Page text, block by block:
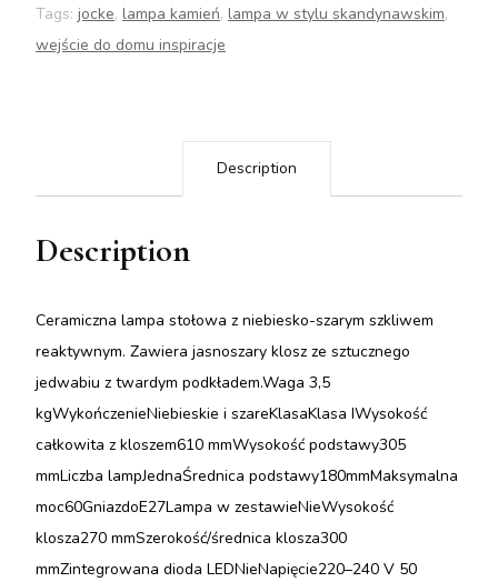
Tags: jocke, lampa kamień, lampa w stylu skandynawskim,
wejście do domu inspiracje
Description
Description
Ceramiczna lampa stołowa z niebiesko-szarym szkliwem
reaktywnym. Zawiera jasnoszary klosz ze sztucznego
jedwabiu z twardym podkładem.Waga 3,5
kgWykończenieNiebieskie i szareKlasaKlasa IWysokość
całkowita z kloszem610 mmWysokość podstawy305
mmLiczba lampJednaŚrednica podstawy180mmMaksymalna
moc60GniazdoE27Lampa w zestawieNieWysokość
klosza270 mmSzerokość/średnica klosza300
mmZintegrowana dioda LEDNieNapięcie220–240 V 50